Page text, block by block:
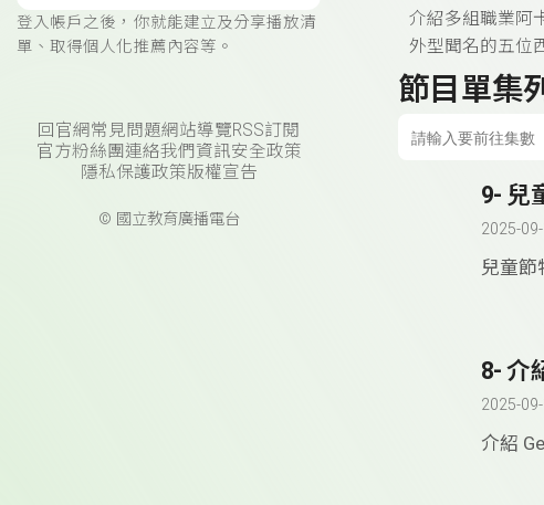
登入帳戶之後，你就能建立及分享播放清
單、取得個人化推薦內容等。
回官網常見問題網站導覽RSS訂閱
官方粉絲團連絡我們 資訊安全政策
隱私保護政策版權宣告
© 國立教育廣播電台
介紹多組職業阿
外型聞名的五位
節目單集
9- 兒
2025-
兒童節
8- 介
2025-
介紹